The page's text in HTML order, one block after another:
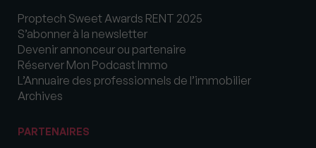
Proptech Sweet Awards RENT 2025
S’abonner à la newsletter
Devenir annonceur ou partenaire
Réserver Mon Podcast Immo
L’Annuaire des professionnels de l’immobilier
Archives
PARTENAIRES